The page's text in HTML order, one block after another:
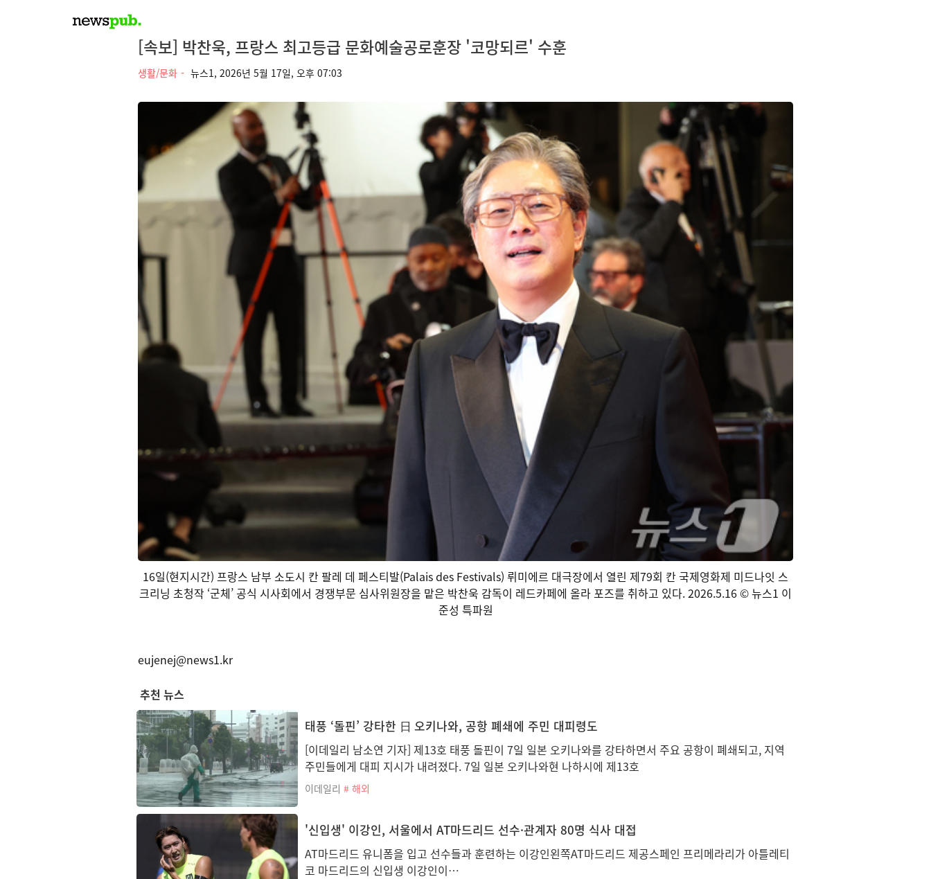
[속보] 박찬욱, 프랑스 최고등급 문화예술공로훈장 '코망되르' 수훈
생활/문화 뉴스1, 2026년 5월 17일, 오후 07:03
16일(현지시간) 프랑스 남부 소도시 칸 팔레 데 페스티발(Palais des Festivals) 뤼미에르 대극장에서 열린 제79회 칸 국제영화제 미드나잇 스
크리닝 초청작 ‘군체’ 공식 시사회에서 경쟁부문 심사위원장을 맡은 박찬욱 감독이 레드카페에 올라 포즈를 취하고 있다. 2026.5.16 © 뉴스1 이
준성 특파원
eujenej@news1.kr
추천 뉴스
태풍 ‘돌핀’ 강타한 日 오키나와, 공항 폐쇄에 주민 대피령도
[이데일리 남소연 기자] 제13호 태풍 돌핀이 7일 일본 오키나와를 강타하면서 주요 공항이 폐쇄되고, 지역
주민들에게 대피 지시가 내려졌다. 7일 일본 오키나와현 나하시에 제13호
이데일리 # 해외
'신입생' 이강인, 서울에서 AT마드리드 선수·관계자 80명 식사 대접
AT마드리드 유니폼을 입고 선수들과 훈련하는 이강인왼쪽AT마드리드 제공스페인 프리메라리가 아틀레티
코 마드리드의 신입생 이강인이…